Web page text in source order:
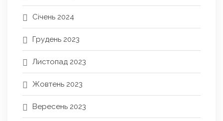
Січень 2024
Грудень 2023
Листопад 2023
Жовтень 2023
Вересень 2023